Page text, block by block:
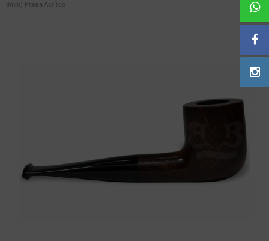
ACESSÓRIOS
Bolsas para Cachimbo
9mm) Piteira Acrílico